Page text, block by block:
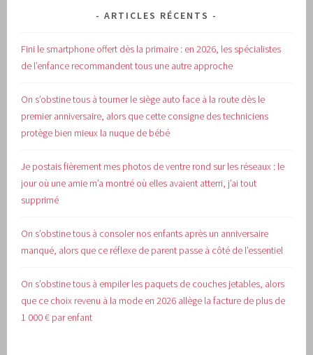
ARTICLES RÉCENTS
Fini le smartphone offert dès la primaire : en 2026, les spécialistes
de l’enfance recommandent tous une autre approche
On s’obstine tous à tourner le siège auto face à la route dès le
premier anniversaire, alors que cette consigne des techniciens
protège bien mieux la nuque de bébé
Je postais fièrement mes photos de ventre rond sur les réseaux : le
jour où une amie m’a montré où elles avaient atterri, j’ai tout
supprimé
On s’obstine tous à consoler nos enfants après un anniversaire
manqué, alors que ce réflexe de parent passe à côté de l’essentiel
On s’obstine tous à empiler les paquets de couches jetables, alors
que ce choix revenu à la mode en 2026 allège la facture de plus de
1 000 € par enfant